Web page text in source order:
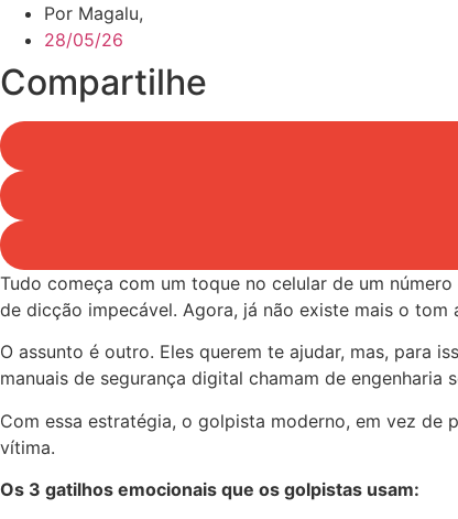
Por Magalu,
28/05/26
Compartilhe
Tudo começa com um toque no celular de um
de dicção impecável. Agora, já não existe mais o
O assunto é outro. Eles querem te ajudar, mas, para
manuais de segurança digital chamam de engenharia
Com essa estratégia, o golpista moderno, em vez
vítima.
Os 3 gatilhos emocionais que os golpistas usam: